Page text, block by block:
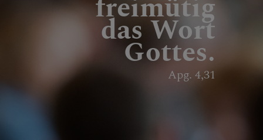
das Wort
Gottes.
Apg. 4,31